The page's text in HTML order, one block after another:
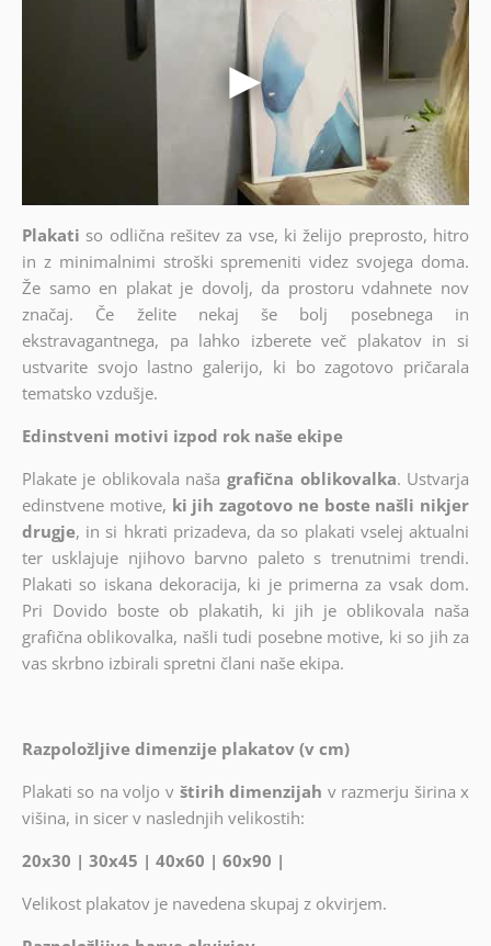
Plakati so odlična rešitev za vse, ki želijo preprosto, hitro
in z minimalnimi stroški spremeniti videz svojega doma.
Že samo en plakat je dovolj, da prostoru vdahnete nov
značaj. Če želite nekaj še bolj posebnega in
ekstravagantnega, pa lahko izberete več plakatov in si
ustvarite svojo lastno galerijo, ki bo zagotovo pričarala
tematsko vzdušje.
Edinstveni motivi izpod rok naše ekipe
Plakate je oblikovala naša grafična oblikovalka. Ustvarja
edinstvene motive, ki jih zagotovo ne boste našli nikjer
drugje, in si hkrati prizadeva, da so plakati vselej aktualni
ter usklajuje njihovo barvno paleto s trenutnimi trendi.
Plakati so iskana dekoracija, ki je primerna za vsak dom.
Pri Dovido boste ob plakatih, ki jih je oblikovala naša
grafična oblikovalka, našli tudi posebne motive, ki so jih za
vas skrbno izbirali spretni člani naše ekipa.
Razpoložljive dimenzije plakatov (v cm)
Plakati so na voljo v štirih dimenzijah v razmerju širina x
višina, in sicer v naslednjih velikostih:
20x30 | 30x45 | 40x60 | 60x90 |
Velikost plakatov je navedena skupaj z okvirjem.